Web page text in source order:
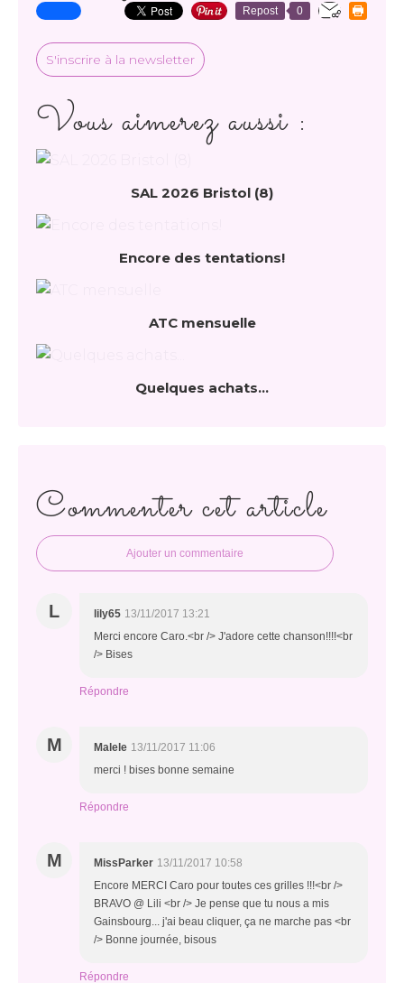
Repost 0
S'inscrire à la newsletter
Vous aimerez aussi :
SAL 2026 Bristol (8)
Encore des tentations!
ATC mensuelle
Quelques achats...
Commenter cet article
Ajouter un commentaire
L lily65 13/11/2017 13:21
Merci encore Caro.<br /> J'adore cette chanson!!!!<br
/> Bises
Répondre
M Malele 13/11/2017 11:06
merci ! bises bonne semaine
Répondre
M MissParker 13/11/2017 10:58
Encore MERCI Caro pour toutes ces grilles !!!<br />
BRAVO @ Lili <br /> Je pense que tu nous a mis
Gainsbourg... j'ai beau cliquer, ça ne marche pas <br
/> Bonne journée, bisous
Répondre